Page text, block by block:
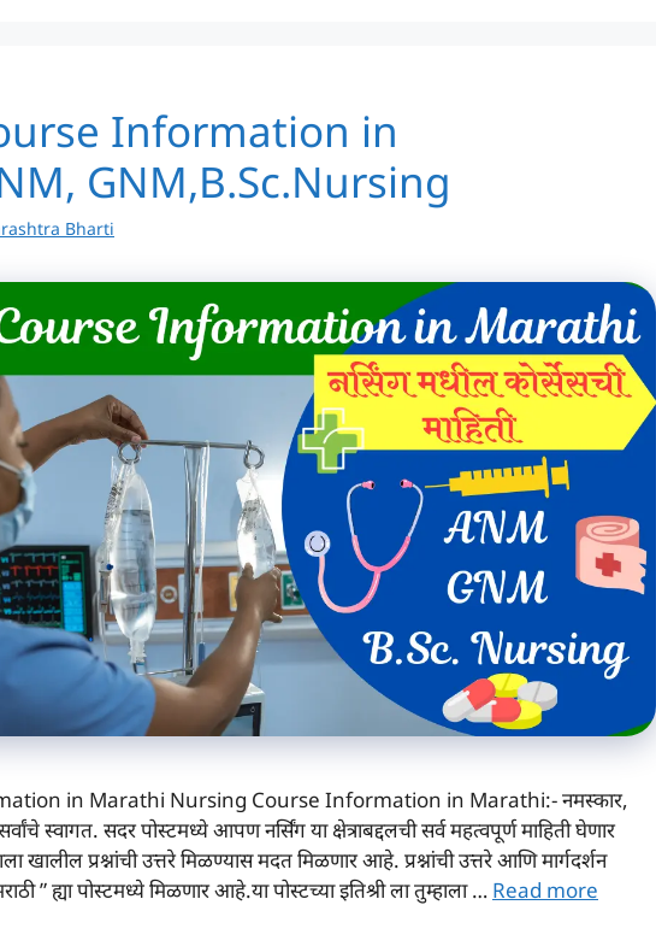
Information in
GNM,B.Sc.Nursing
Bharti
in Marathi Nursing Course Information in Marathi:- नमस्कार,
स्वागत. सदर पोस्टमध्ये आपण नर्सिंग या क्षेत्राबद्दलची सर्व महत्वपूर्ण माहिती घेणार
खालील प्रश्नांची उत्तरे मिळण्यास मदत मिळणार आहे. प्रश्नांची उत्तरे आणि मार्गदर्शन
” ह्या पोस्टमध्ये मिळणार आहे.या पोस्टच्या इतिश्री ला तुम्हाला … Read more